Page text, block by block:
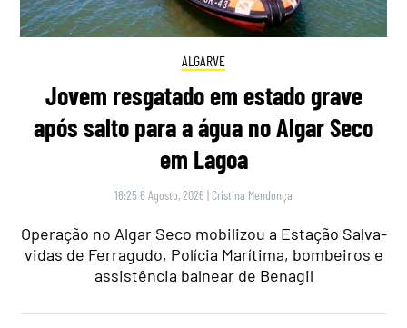
ALGARVE
Jovem resgatado em estado grave
após salto para a água no Algar Seco
em Lagoa
16:25 6 Agosto, 2026 | Cristina Mendonça
Operação no Algar Seco mobilizou a Estação Salva-
vidas de Ferragudo, Polícia Marítima, bombeiros e
assistência balnear de Benagil